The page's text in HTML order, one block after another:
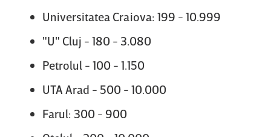
Universitatea Craiova: 199 - 10.999
"U" Cluj - 180 - 3.080
Petrolul - 100 - 1.150
UTA Arad - 500 - 10.000
Farul: 300 - 900